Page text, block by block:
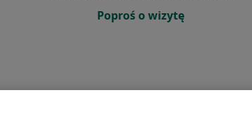
Poproś o wizytę